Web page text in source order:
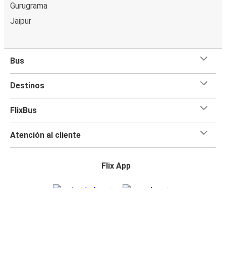
Gurugrama
Jaipur
Bus
Destinos
FlixBus
Atención al cliente
Flix App